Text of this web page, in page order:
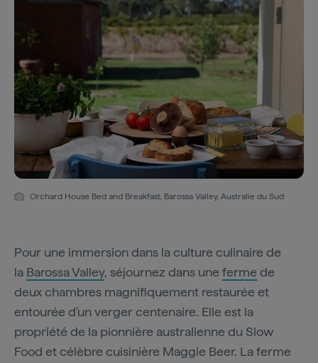
Orchard House Bed and Breakfast, Barossa Valley, Australie du Sud
Pour une immersion dans la culture culinaire de
la Barossa Valley, séjournez dans une ferme de
deux chambres magnifiquement restaurée et
entourée d'un verger centenaire. Elle est la
propriété de la pionnière australienne du Slow
Food et célèbre cuisinière Maggie Beer. La ferme